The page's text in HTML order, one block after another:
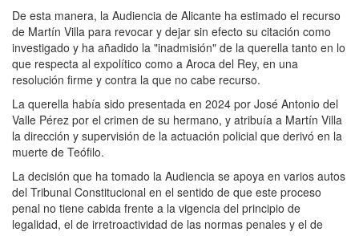
De esta manera, la Audiencia de Alicante ha estimado el recurso
de Martín Villa para revocar y dejar sin efecto su citación como
investigado y ha añadido la "inadmisión" de la querella tanto en lo
que respecta al expolítico como a Aroca del Rey, en una
resolución firme y contra la que no cabe recurso.
La querella había sido presentada en 2024 por José Antonio del
Valle Pérez por el crimen de su hermano, y atribuía a Martín Villa
la dirección y supervisión de la actuación policial que derivó en la
muerte de Teófilo.
La decisión que ha tomado la Audiencia se apoya en varios autos
del Tribunal Constitucional en el sentido de que este proceso
penal no tiene cabida frente a la vigencia del principio de
legalidad, el de irretroactividad de las normas penales y el de